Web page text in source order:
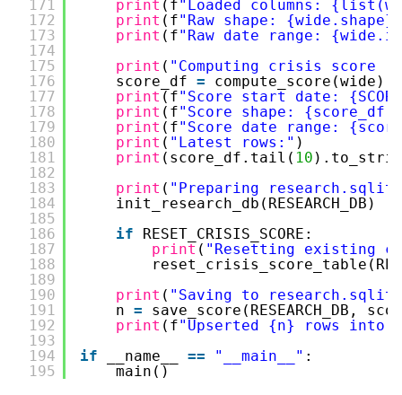
171
172
173
174
175
176
177
178
179
180
181
182
183
184
185
186
187
188
189
190
191
192
193
194
195
print (f"Loaded columns:
print (f"Raw shape: {wide.shape}"
print (f"Raw date range:
print ( "Computing crisis score
score_df =
compute_score(wide)
print (f"Score start date:
print (f"Score shape:
print (f"Score date range:
print ( "Latest rows:" )
print (score_df.tail( 10
print ( "Preparing
init_research_db(RESEARCH_DB)
if
RESET_CRISIS_SCORE:
print ( "Resetting existing
print ( "Saving to
n =
save_score(RESEARCH_DB,
print (f"Upserted {n} rows into
if
__name__ == "__main__" :
main()